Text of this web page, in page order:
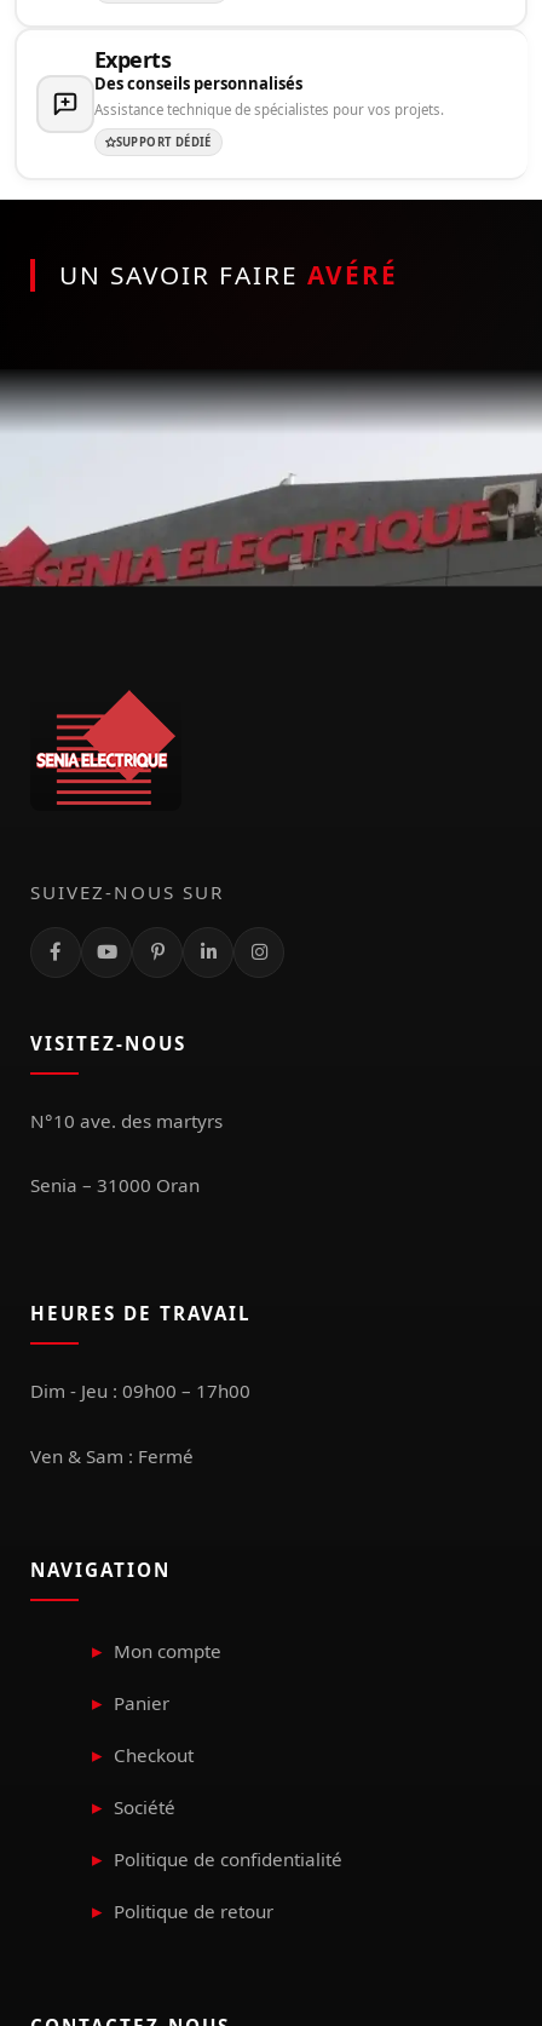
Experts
Des conseils personnalisés
Assistance technique de spécialistes pour vos projets.
SUPPORT DÉDIÉ
UN SAVOIR FAIRE AVÉRÉ
SUIVEZ-NOUS SUR
VISITEZ-NOUS
N°10 ave. des martyrs
Senia – 31000 Oran
HEURES DE TRAVAIL
Dim - Jeu : 09h00 – 17h00
Ven & Sam : Fermé
NAVIGATION
Mon compte
Panier
Checkout
Société
Politique de confidentialité
Politique de retour